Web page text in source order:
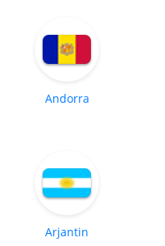
Andorra
Arjantin